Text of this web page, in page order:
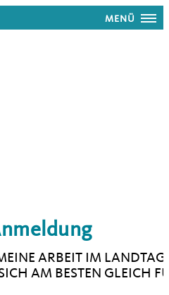
MENÜ
ARBEIT IM
AM BESTEN GLEICH